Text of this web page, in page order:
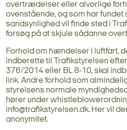
overtrædelser eller alvorlige
ovenstående, og som har fundet
sandsynlighed vil finde sted i
forsøg på at skjule sådanne
Forhold om hændelser i luftfart,
indberette til Trafikstyrelsen
376/2014 eller BL 8-10, skal
link. Andre forhold som
styrelsens normale
hører under
info@trafikstyrelsen.dk. Her vil
anonymitet.